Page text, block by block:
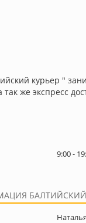
курьер "
так же экспресс
9:00 -
БАЛТИЙСКИЙ
Наталья